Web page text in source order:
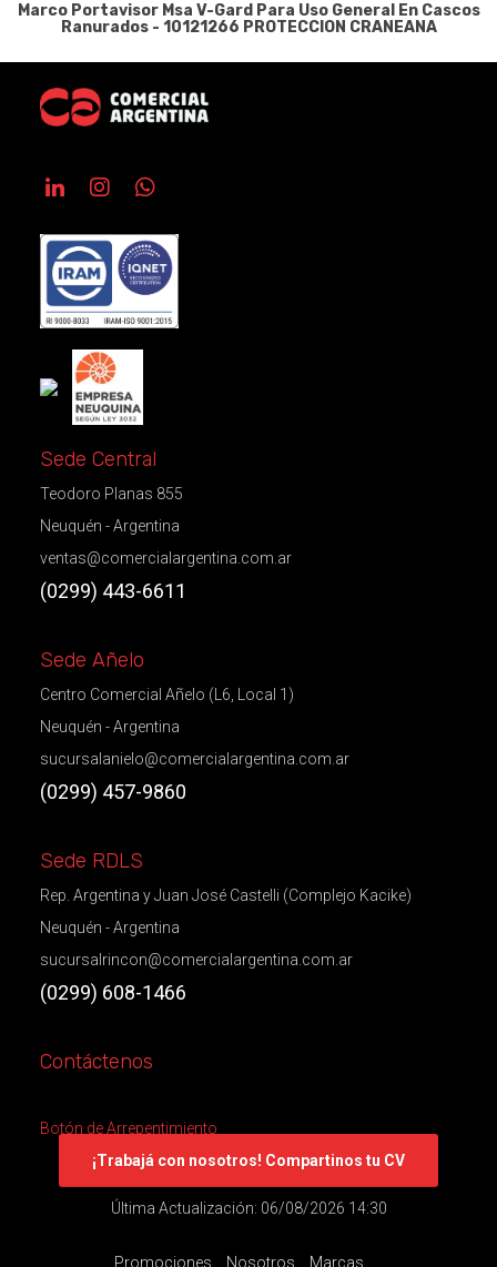
Marco Portavisor Msa V-Gard Para Uso General En Cascos
Ranurados - 10121266 PROTECCION CRANEANA
Sede Central
Teodoro Planas 855
Neuquén - Argentina
ventas@comercialargentina.com.ar
(0299) 443-6611
Sede Añelo
Centro Comercial Añelo (L6, Local 1)
Neuquén - Argentina
sucursalanielo@comercialargentina.com.ar
(0299) 457-9860
Sede RDLS
Rep. Argentina y Juan José Castelli (Complejo Kacike)
Neuquén - Argentina
sucursalrincon@comercialargentina.com.ar
(0299) 608-1466
Contáctenos
Botón de Arrepentimiento
¡Trabajá con nosotros! Compartinos tu CV
Última Actualización: 06/08/2026 14:30
Promociones Nosotros Marcas